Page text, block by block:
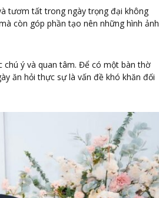
tươm tất trong ngày trọng đại không
còn góp phần tạo nên những hình ảnh
chú ý và quan tâm. Để có một bàn thờ
ăn hỏi thực sự là vấn đề khó khăn đối